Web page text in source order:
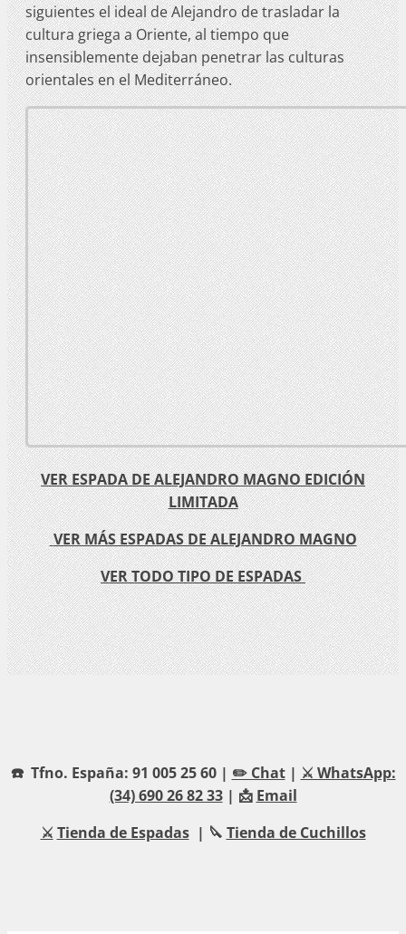
siguientes el ideal de Alejandro de trasladar la
cultura griega a Oriente, al tiempo que
insensiblemente dejaban penetrar las culturas
orientales en el Mediterráneo.
VER ESPADA DE ALEJANDRO MAGNO EDICIÓN
LIMITADA
VER MÁS ESPADAS DE ALEJANDRO MAGNO
VER TODO TIPO DE ESPADAS
☎️ Tfno. España: 91 005 25 60 | ✏️ Chat| ⚔️ WhatsApp:
(34) 690 26 82 33| 📩 Email
⚔️ Tienda de Espadas| 🔪 Tienda de Cuchillos